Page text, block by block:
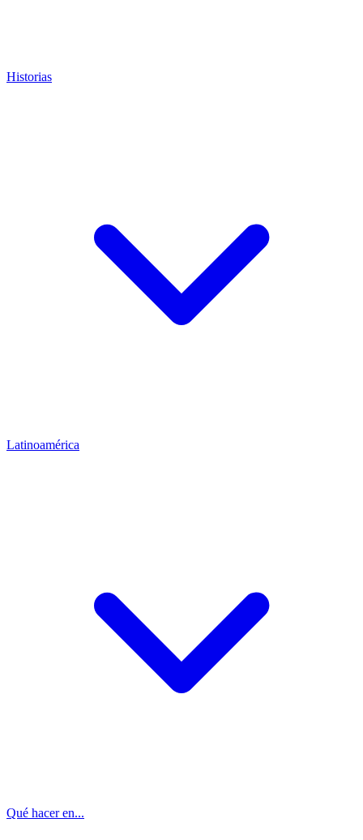
Historias
Latinoamérica
Qué hacer en...